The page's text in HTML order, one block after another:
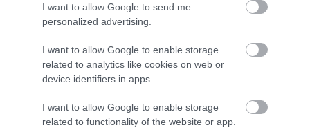
I want to allow Google to send me
personalized advertising.
I want to allow Google to enable storage
related to analytics like cookies on web or
device identifiers in apps.
I want to allow Google to enable storage
related to functionality of the website or app.